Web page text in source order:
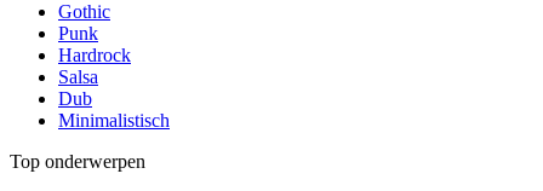
Gothic
Punk
Hardrock
Salsa
Dub
Minimalistisch
Top onderwerpen